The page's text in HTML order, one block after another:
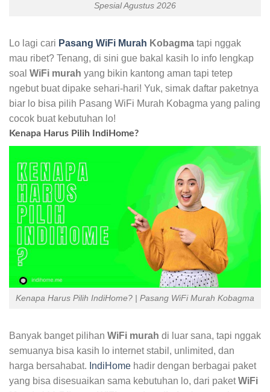
Spesial Agustus 2026
Lo lagi cari Pasang WiFi Murah Kobagma tapi nggak
mau ribet? Tenang, di sini gue bakal kasih lo info lengkap
soal WiFi murah yang bikin kantong aman tapi tetep
ngebut buat dipake sehari-hari! Yuk, simak daftar paketnya
biar lo bisa pilih Pasang WiFi Murah Kobagma yang paling
cocok buat kebutuhan lo!
Kenapa Harus Pilih IndiHome?
Kenapa Harus Pilih IndiHome? | Pasang WiFi Murah Kobagma
Banyak banget pilihan WiFi murah di luar sana, tapi nggak
semuanya bisa kasih lo internet stabil, unlimited, dan
harga bersahabat. IndiHome hadir dengan berbagai paket
yang bisa disesuaikan sama kebutuhan lo, dari paketWiFi